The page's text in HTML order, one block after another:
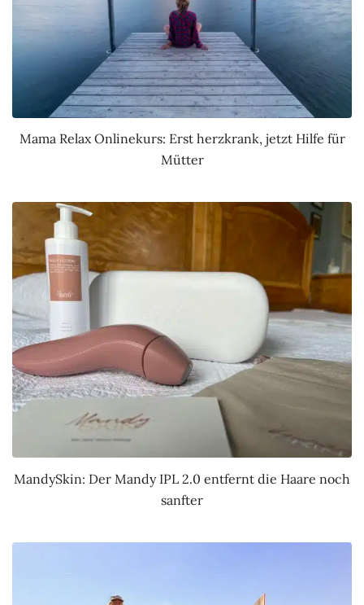
Mama Relax Onlinekurs: Erst herzkrank, jetzt Hilfe für
Mütter
MandySkin: Der Mandy IPL 2.0 entfernt die Haare noch
sanfter